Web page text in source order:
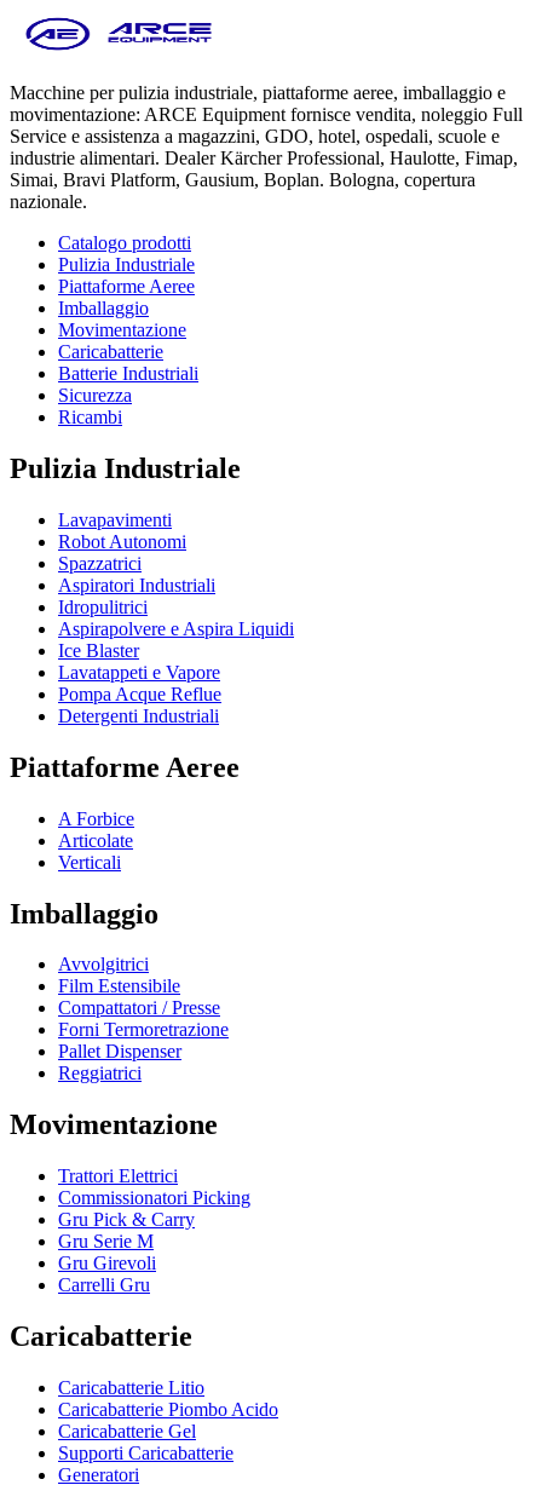
Macchine per pulizia industriale, piattaforme aeree, imballaggio e
movimentazione: ARCE Equipment fornisce vendita, noleggio Full
Service e assistenza a magazzini, GDO, hotel, ospedali, scuole e
industrie alimentari. Dealer Kärcher Professional, Haulotte, Fimap,
Simai, Bravi Platform, Gausium, Boplan. Bologna, copertura
nazionale.
Catalogo prodotti
Pulizia Industriale
Piattaforme Aeree
Imballaggio
Movimentazione
Caricabatterie
Batterie Industriali
Sicurezza
Ricambi
Pulizia Industriale
Lavapavimenti
Robot Autonomi
Spazzatrici
Aspiratori Industriali
Idropulitrici
Aspirapolvere e Aspira Liquidi
Ice Blaster
Lavatappeti e Vapore
Pompa Acque Reflue
Detergenti Industriali
Piattaforme Aeree
A Forbice
Articolate
Verticali
Imballaggio
Avvolgitrici
Film Estensibile
Compattatori / Presse
Forni Termoretrazione
Pallet Dispenser
Reggiatrici
Movimentazione
Trattori Elettrici
Commissionatori Picking
Gru Pick & Carry
Gru Serie M
Gru Girevoli
Carrelli Gru
Caricabatterie
Caricabatterie Litio
Caricabatterie Piombo Acido
Caricabatterie Gel
Supporti Caricabatterie
Generatori